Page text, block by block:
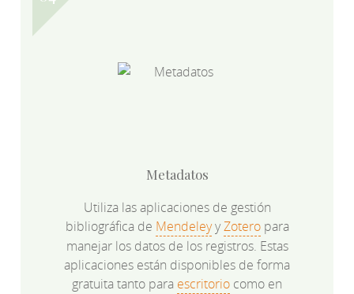
Metadatos
Utiliza las aplicaciones de gestión
bibliográfica de MendeleyyZoteropara
manejar los datos de los registros. Estas
aplicaciones están disponibles de forma
gratuita tanto para escritorio como en